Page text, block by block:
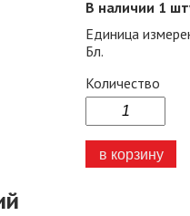
В наличии 1
Единица
Бл.
Количество